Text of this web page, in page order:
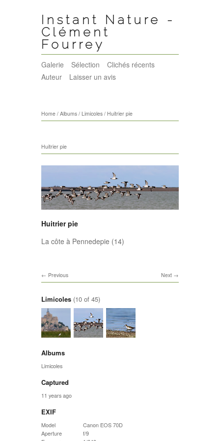
Instant Nature -
Clément
Fourrey
Galerie Sélection
Clichés récents
Auteur
Laisser un avis
Home / Albums / Limicoles / Huitrier pie
Huitrier pie
Huitrier pie
La côte à Pennedepie (14)
Next
Previous
Limicoles (10 of 45)
Albums
Limicoles
Captured
11 years ago
EXIF
Model
Canon EOS 70D
Aperture
f/9